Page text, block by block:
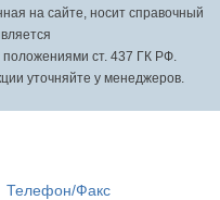
на сайте, носит справочный
ст. 437 ГК РФ.
уточняйте у менеджеров.
Телефон/Факс